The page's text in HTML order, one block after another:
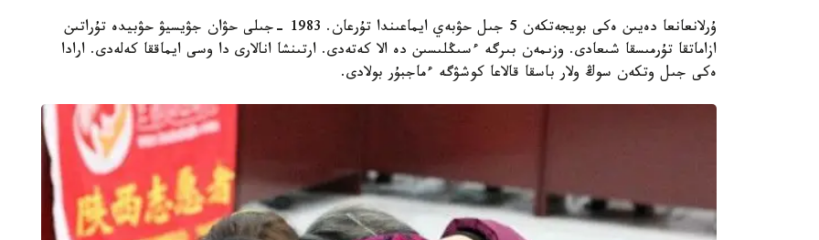
ۇرلانعانعا دەيىن ەكى بويجەتكەن 5 جىل حۋبەي ايماعىندا تۇرعان. 1983 -جىلى حۋان جۋيسيۋ حۋبيدە تۇراتىن
ازاماتقا تۇرمىسقا شىعادى. وزىمەن بىرگە ءسىڭلىسىن دە الا كەتەدى. ارتىنشا انالارى دا وسى ايماققا كەلەدى. ارادا
ەكى جىل وتكەن سوڭ ولار باسقا قالاعا كوشۋگە ءماجبۇر بولادى.